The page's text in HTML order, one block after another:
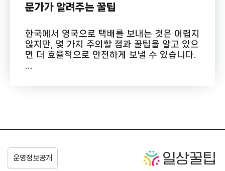
문가가 알려주는 꿀팁
한국에서 영국으로 택배를 보내는 것은 어렵지
않지만, 몇 가지 주의할 점과 꿀팁을 알고 있으
면 더 효율적으로 안전하게 보낼 수 있습니다.